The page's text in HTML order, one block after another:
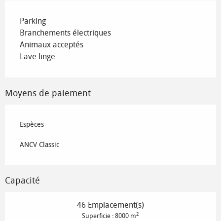
Parking
Branchements électriques
Animaux acceptés
Lave linge
Moyens de paiement
Espèces
ANCV Classic
Capacité
46 Emplacement(s)
Superficie : 8000 m2